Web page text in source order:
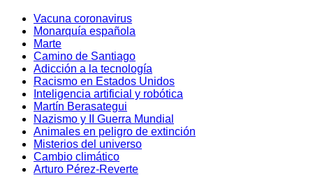
Vacuna coronavirus
Monarquía española
Marte
Camino de Santiago
Adicción a la tecnología
Racismo en Estados Unidos
Inteligencia artificial y robótica
Martín Berasategui
Nazismo y II Guerra Mundial
Animales en peligro de extinción
Misterios del universo
Cambio climático
Arturo Pérez-Reverte